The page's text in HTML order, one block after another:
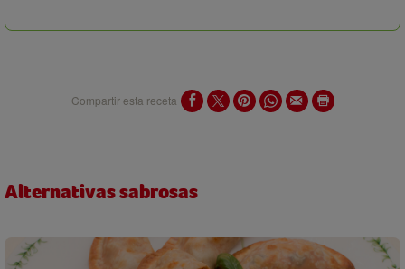
Compartir esta receta
Alternativas sabrosas